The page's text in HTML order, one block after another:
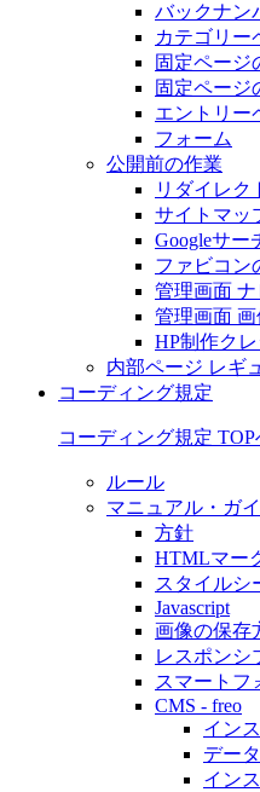
バックナン
カテゴリー
固定ページ
固定ページ
エントリー
フォーム
公開前の作業
リダイレク
サイトマッ
Googleサー
ファビコン
管理画面
管理画面
HP制作クレ
内部ページ レギ
コーディング規定
コーディング規定 TOP
ルール
マニュアル・ガ
方針
HTMLマー
スタイルシ
Javascript
画像の保存
レスポンシ
スマートフ
CMS - freo
イン
デー
イン